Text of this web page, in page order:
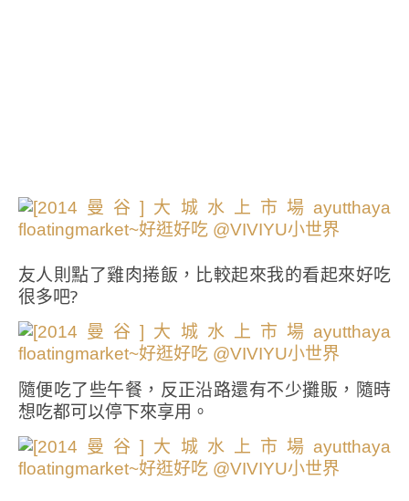
友人則點了雞肉捲飯，比較起來我的看起來好吃
很多吧?
隨便吃了些午餐，反正沿路還有不少攤販，隨時
想吃都可以停下來享用。